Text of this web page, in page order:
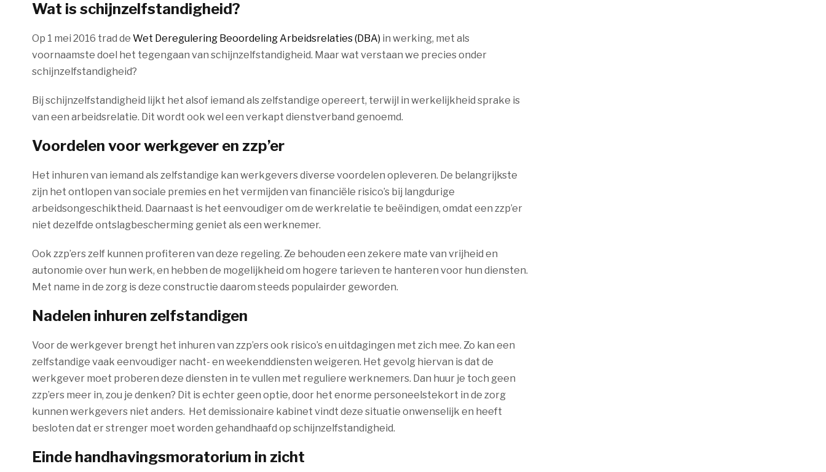
Wat is schijnzelfstandigheid?
Op 1 mei 2016 trad de Wet Deregulering Beoordeling Arbeidsrelaties (DBA) in werking, met als
voornaamste doel het tegengaan van schijnzelfstandigheid. Maar wat verstaan we precies onder
schijnzelfstandigheid?
Bij schijnzelfstandigheid lijkt het alsof iemand als zelfstandige opereert, terwijl in werkelijkheid sprake is
van een arbeidsrelatie. Dit wordt ook wel een verkapt dienstverband genoemd.
Voordelen voor werkgever en zzp’er
Het inhuren van iemand als zelfstandige kan werkgevers diverse voordelen opleveren. De belangrijkste
zijn het ontlopen van sociale premies en het vermijden van financiële risico’s bij langdurige
arbeidsongeschiktheid. Daarnaast is het eenvoudiger om de werkrelatie te beëindigen, omdat een zzp’er
niet dezelfde ontslagbescherming geniet als een werknemer.
Ook zzp’ers zelf kunnen profiteren van deze regeling. Ze behouden een zekere mate van vrijheid en
autonomie over hun werk, en hebben de mogelijkheid om hogere tarieven te hanteren voor hun diensten.
Met name in de zorg is deze constructie daarom steeds populairder geworden.
Nadelen inhuren zelfstandigen
Voor de werkgever brengt het inhuren van zzp’ers ook risico’s en uitdagingen met zich mee. Zo kan een
zelfstandige vaak eenvoudiger nacht- en weekenddiensten weigeren. Het gevolg hiervan is dat de
werkgever moet proberen deze diensten in te vullen met reguliere werknemers. Dan huur je toch geen
zzp’ers meer in, zou je denken? Dit is echter geen optie, door het enorme personeelstekort in de zorg
kunnen werkgevers niet anders. Het demissionaire kabinet vindt deze situatie onwenselijk en heeft
besloten dat er strenger moet worden gehandhaafd op schijnzelfstandigheid.
Einde handhavingsmoratorium in zicht